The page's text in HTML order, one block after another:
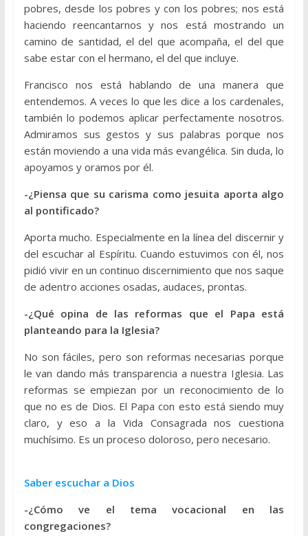
pobres, desde los pobres y con los pobres; nos está
haciendo reencantarnos y nos está mostrando un
camino de santidad, el del que acompaña, el del que
sabe estar con el hermano, el del que incluye.
Francisco nos está hablando de una manera que
entendemos. A veces lo que les dice a los cardenales,
también lo podemos aplicar perfectamente nosotros.
Admiramos sus gestos y sus palabras porque nos
están moviendo a una vida más evangélica. Sin duda, lo
apoyamos y oramos por él.
-¿Piensa que su carisma como jesuita aporta algo
al pontificado?
Aporta mucho. Especialmente en la línea del discernir y
del escuchar al Espíritu. Cuando estuvimos con él, nos
pidió vivir en un continuo discernimiento que nos saque
de adentro acciones osadas, audaces, prontas.
-¿Qué opina de las reformas que el Papa está
planteando para la Iglesia?
No son fáciles, pero son reformas necesarias porque
le van dando más transparencia a nuestra Iglesia. Las
reformas se empiezan por un reconocimiento de lo
que no es de Dios. El Papa con esto está siendo muy
claro, y eso a la Vida Consagrada nos cuestiona
muchísimo. Es un proceso doloroso, pero necesario.
Saber escuchar a Dios
-¿Cómo ve el tema vocacional en las
congregaciones?